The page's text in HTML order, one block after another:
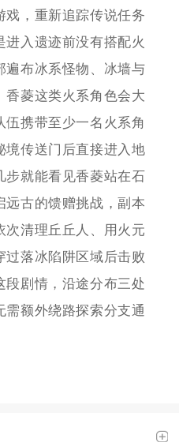
戏，重新追踪传说任务
进入遗迹前没有搭配火
遍布冰系怪物、冰墙与
香菱这类火系角色会大
携带至少一名火系角
境传送门后直接进入地
步就能看见香菱站在石
远古的馈赠挑战，副本
次清理丘丘人、用火元
过落冰陷阱区域后击败
段剧情，沿途分布三处
需额外绕路探索分支通